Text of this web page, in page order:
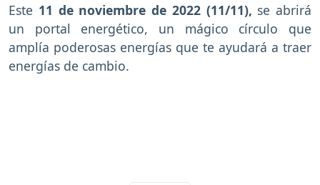
Este 11 de noviembre de 2022 (11/11), se abrirá
un portal energético, un mágico círculo que
amplía poderosas energías que te ayudará a traer
energías de cambio.